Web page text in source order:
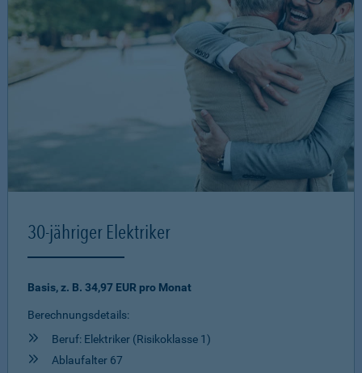
30-jähriger Elektriker
Basis, z. B. 34,97 EUR pro Monat
Berechnungsdetails:
Beruf: Elektriker (Risikoklasse 1)
Ablaufalter 67